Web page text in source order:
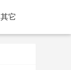
其它